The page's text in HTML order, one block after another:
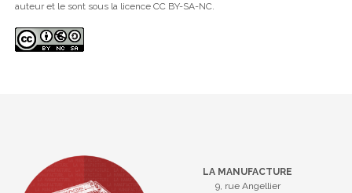
auteur et le sont sous la licence CC BY-SA-NC.
LA MANUFACTURE
9, rue Angellier